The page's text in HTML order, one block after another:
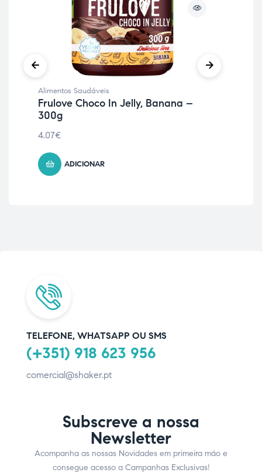
Alimentos Saudáveis
Frulove Choco In Jelly, Banana –
300g
4.07€
ADICIONAR
TELEFONE, WHATSAPP OU SMS
(+351) 918 623 956
comercial@shaker.pt
Subscreve a nossa
Newsletter
Acompanha as nossas Novidades em primeira mão e
consegue acesso a Campanhas Exclusivas!